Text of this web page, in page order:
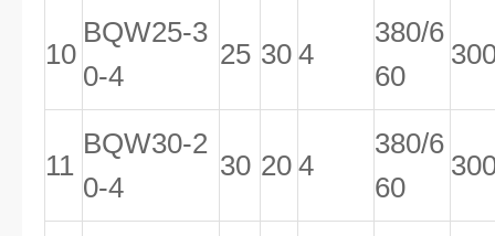
10
BQW25-3
0-4
25 30 4
380/6
60
11
BQW30-2
0-4
30 20 4
380/6
60